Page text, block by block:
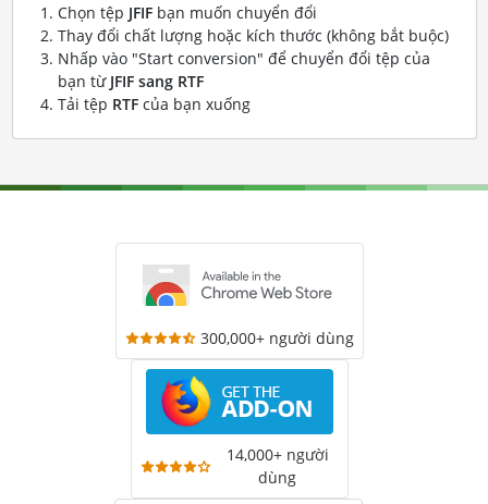
Chọn tệp JFIFbạn muốn chuyển đổi
Thay đổi chất lượng hoặc kích thước (không bắt buộc)
Nhấp vào "Start conversion" để chuyển đổi tệp của
bạn từ JFIF sang RTF
Tải tệp RTFcủa bạn xuống
300,000+ người dùng
14,000+ người
dùng